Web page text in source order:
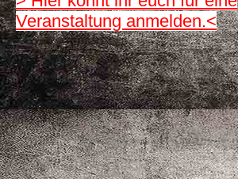
Veranstaltung anmelden.<